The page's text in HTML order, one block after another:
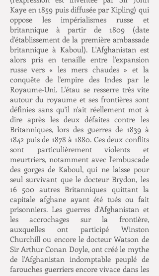
Kaye en 1859 puis diffusée par Kipling) qui
oppose les impérialismes russe et
britannique à partir de 1809 (date
d'établissement de la première ambassade
britannique à Kaboul). L'Afghanistan est
alors pris en tenaille entre l'expansion
russe vers « les mers chaudes » et la
conquête de l'empire des Indes par le
Royaume-Uni. L'étau se resserre très vite
autour du royaume et ses frontières sont
définies sans qu'il n'ait réellement mot à
dire après les deux défaites contre les
Britanniques, lors des guerres de 1839 à
1842 puis de 1878 à 1880. Ces deux conflits
sont particulièrement violents et
meurtriers, notamment avec l'embuscade
des gorges de Kaboul, qui ne laisse pour
seul survivant que le docteur Brydon, les
16 500 autres Britanniques quittant la
capitale afghane ayant été tués ou fait
prisonniers. Les guerres d'Afghanistan et
les accrochages sur la frontière,
auxquelles ont participé Winston
Churchill ou encore le docteur Watson de
Sir Arthur Conan Doyle, ont créé le mythe
de l'Afghanistan indomptable peuplé de
farouches guerriers encore vivace dans les